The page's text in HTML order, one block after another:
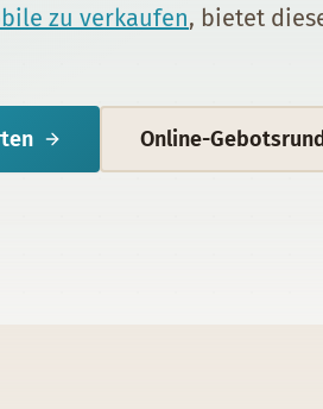
zu verkaufen, bietet
Online-